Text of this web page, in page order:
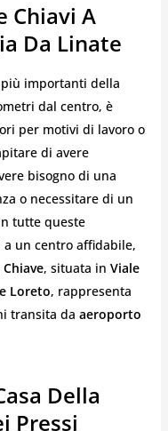
Chiavi A
Da Linate
più importanti della
dal centro, è
per motivi di lavoro o
di avere
bisogno di una
o necessitare di un
tutte queste
un centro affidabile,
, situata in Viale
Loreto, rappresenta
transita da aeroporto
Della
Pressi